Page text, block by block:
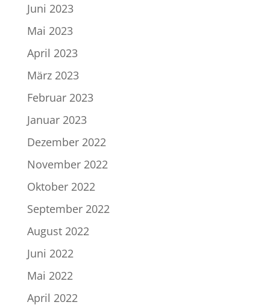
Juni 2023
Mai 2023
April 2023
März 2023
Februar 2023
Januar 2023
Dezember 2022
November 2022
Oktober 2022
September 2022
August 2022
Juni 2022
Mai 2022
April 2022